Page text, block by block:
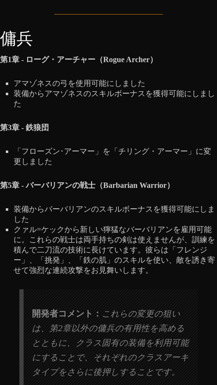
傭兵
第1章 - ローグ・アーチャー（Rogue Archer）
アマゾネスの弓を使用可能にしました
装備からアマゾネスのスキルボーナスを獲得可能にしまし
た
第3章 - 鉄狼団
「フローズン･アーマー」を「チリング・アーマー」に変
更しました
第5章 - バーバリアンの戦士（Barbarian Warrior）
装備からバーバリアンのスキルボーナスを獲得可能にしま
した
クァル=ケックから新しい獰猛なバーバリアンを雇用可能
に。これらの戦士は両手持ちの剣は使えませんが、訓練を
積んで二刀流の技術に長けています。彼らは「フレンジ
ー」、「挑発」、「鉄の肌」のスキルを使い、敵を誘き寄
せて強烈な連続攻撃をお見舞いします。
開発者コメント： これらの変更の狙い
は、第2章以外の傭兵の有用性を高める
とともに、クラス固有の装備を利用可能
にすることで、それぞれのクラスアーキ
タイプをさらに後押しすることです。